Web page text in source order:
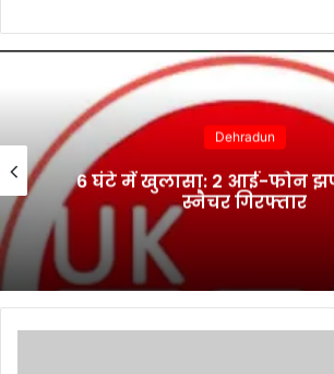
Dehradun
6 घंटे में खुलासा: 2 आई-फोन
स्नैचर गिरफ्तार